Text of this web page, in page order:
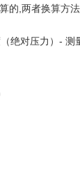
的,两者换算方法
绝对压力）- 测